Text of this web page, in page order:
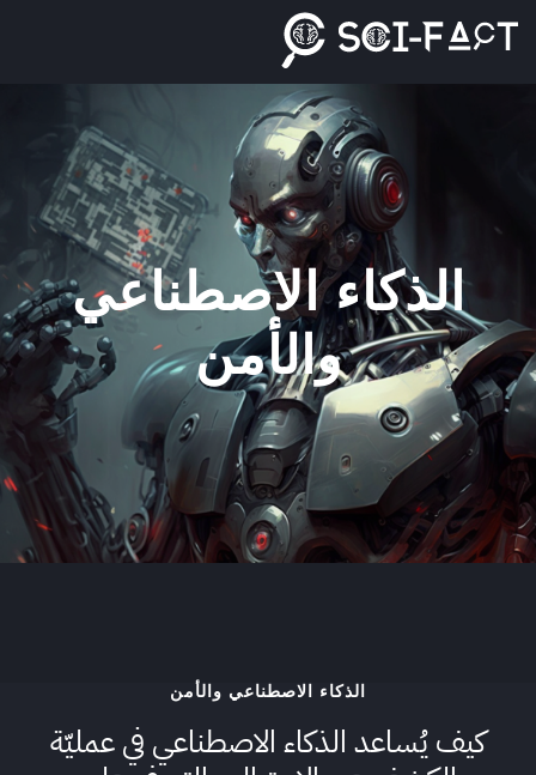
الذكاء الاصطناعي
والأمن
الذكاء الاصطناعي والأمن
كيف يُساعد الذكاء الاصطناعي في عمليّة